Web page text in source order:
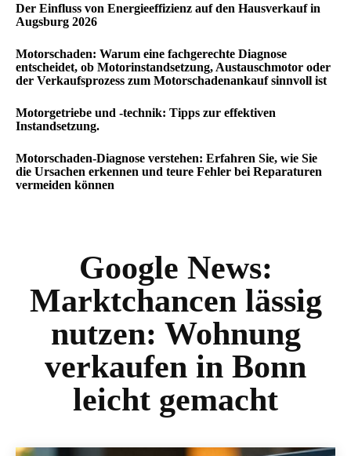
Der Einfluss von Energieeffizienz auf den Hausverkauf in
Augsburg 2026
Motorschaden: Warum eine fachgerechte Diagnose
entscheidet, ob Motorinstandsetzung, Austauschmotor oder
der Verkaufsprozess zum Motorschadenankauf sinnvoll ist
Motorgetriebe und -technik: Tipps zur effektiven
Instandsetzung.
Motorschaden-Diagnose verstehen: Erfahren Sie, wie Sie
die Ursachen erkennen und teure Fehler bei Reparaturen
vermeiden können
Google News:
Marktchancen lässig
nutzen: Wohnung
verkaufen in Bonn
leicht gemacht